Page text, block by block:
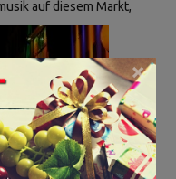
auf diesem Markt,
×